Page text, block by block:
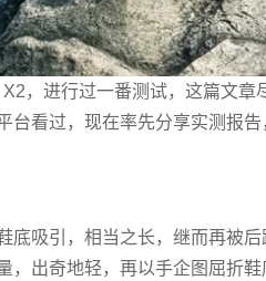
，进行过一番测试，这篇文章
台看过，现在率先分享实测报
底吸引，相当之长，继而再被
，出奇地轻，再以手企图屈折